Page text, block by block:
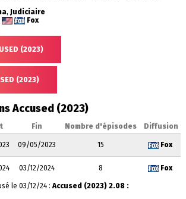
, Judiciaire
Fox
(2023)
(2023)
Accused (2023)
Fin Nombre d'épisodes Diffusion
09/05/2023 15 Fox
03/12/2024 8 Fox
le 03/12/24 :Accused (2023) 2.08 :